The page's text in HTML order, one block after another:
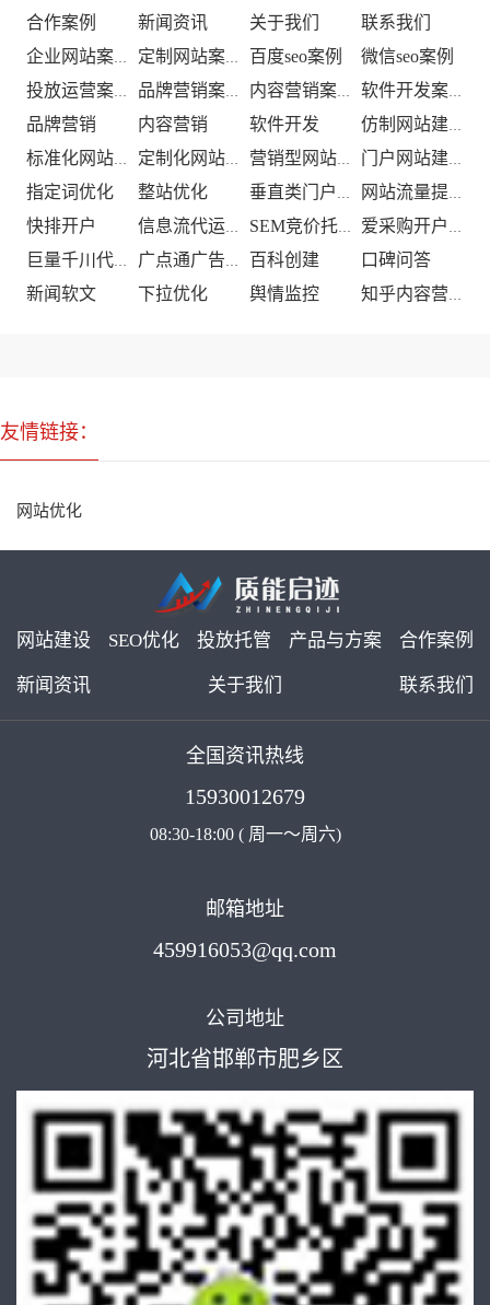
合作案例
新闻资讯 关于我们 联系我们
企业网站案例 定制网站案例 百度seo案例 微信seo案例
投放运营案例 品牌营销案例 内容营销案例 软件开发案例
品牌营销 内容营销 软件开发 仿制网站建设
标准化网站建设 定制化网站建设 营销型网站建设 门户网站建设
指定词优化 整站优化 垂直类门户优化 网站流量提升
快排开户 信息流代运营 SEM竞价托管 爱采购开户推广
巨量千川代运营 广点通广告投放 百科创建
口碑问答
新闻软文
下拉优化 舆情监控 知乎内容营销
友情链接：
网站优化
网站建设 SEO优化 投放托管 产品与方案 合作案例
新闻资讯 关于我们 联系我们
全国资讯热线
15930012679
08:30-18:00 ( 周一～周六)
邮箱地址
459916053@qq.com
公司地址
河北省邯郸市肥乡区